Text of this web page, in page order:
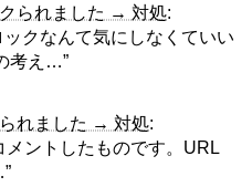
られました → 対処:
クなんて気にしなくていい
考え…”
れました → 対処:
メントしたものです。URL
”